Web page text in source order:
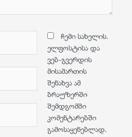
ჩემი სახელის.
ელფოსტისა და
ვებ-გვერდის
მისამართის
შენახვა ამ
ბრაუზერში
შემდგომში
კომენტარებში
გამოსაყენებლად.